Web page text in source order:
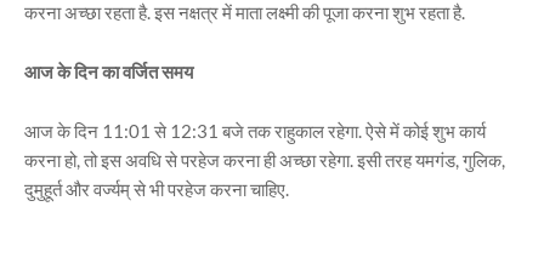
करना अच्छा रहता है. इस नक्षत्र में माता लक्ष्मी की पूजा करना शुभ रहता है.
आज के दिन का वर्जित समय
आज के दिन 11:01 से 12:31 बजे तक राहुकाल रहेगा. ऐसे में कोई शुभ कार्य
करना हो, तो इस अवधि से परहेज करना ही अच्छा रहेगा. इसी तरह यमगंड, गुलिक,
दुमुहूर्त और वर्ज्यम् से भी परहेज करना चाहिए.